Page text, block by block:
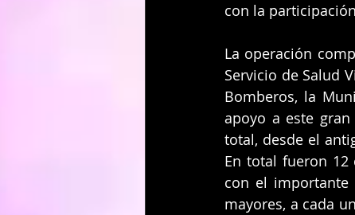
con la
La operación
Servicio de Salud
Bomberos, la
apoyo a este
total, desde el
En total fueron 12
con el importante
mayores, a cada